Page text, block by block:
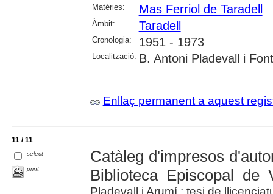
Matèries: Mas Ferriol de Taradell
Àmbit: Taradell
Cronologia: 1951 - 1973
Localització: B. Antoni Pladevall i
Enllaç permanent a aquest
11 / 11
select
print
Catàleg d'impresos
Biblioteca Episcopal de
Pladevall i Arumí ; tesi de